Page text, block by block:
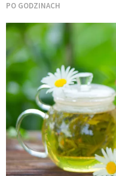
PO GODZINACH